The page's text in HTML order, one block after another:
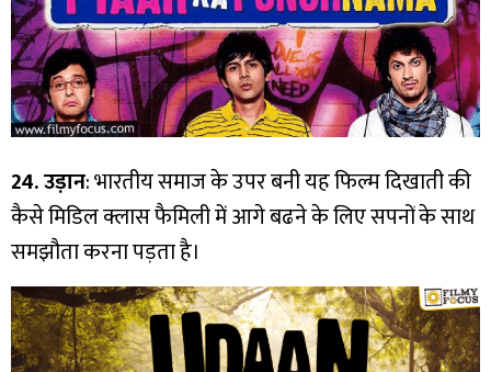
24. उड़ान: भारतीय समाज के उपर बनी यह फिल्म दिखाती की
कैसे मिडिल क्लास फैमिली में आगे बढने के लिए सपनों के साथ
समझौता करना पड़ता है।